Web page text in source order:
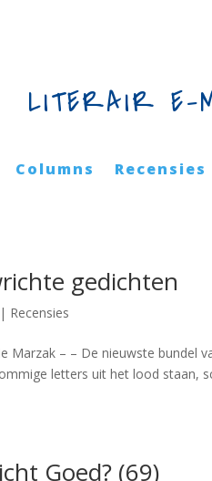
LITERAIR E-
Columns Recensies
gedichten
| Recensies
Marzak – – De nieuwste bundel
letters uit het lood staan,
Goed? (69)